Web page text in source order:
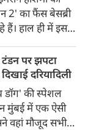
2' का फैंस बेसब्री
हैं। हाल ही में इस
रिस्पॉन्स मिला।
हाशमी छाए
के विलेन को भी
टंडन पर झपटा
दरियादिली
डॉग' की स्पेशल
मुंबई में एक ऐसी
वहां मौजूद सभी